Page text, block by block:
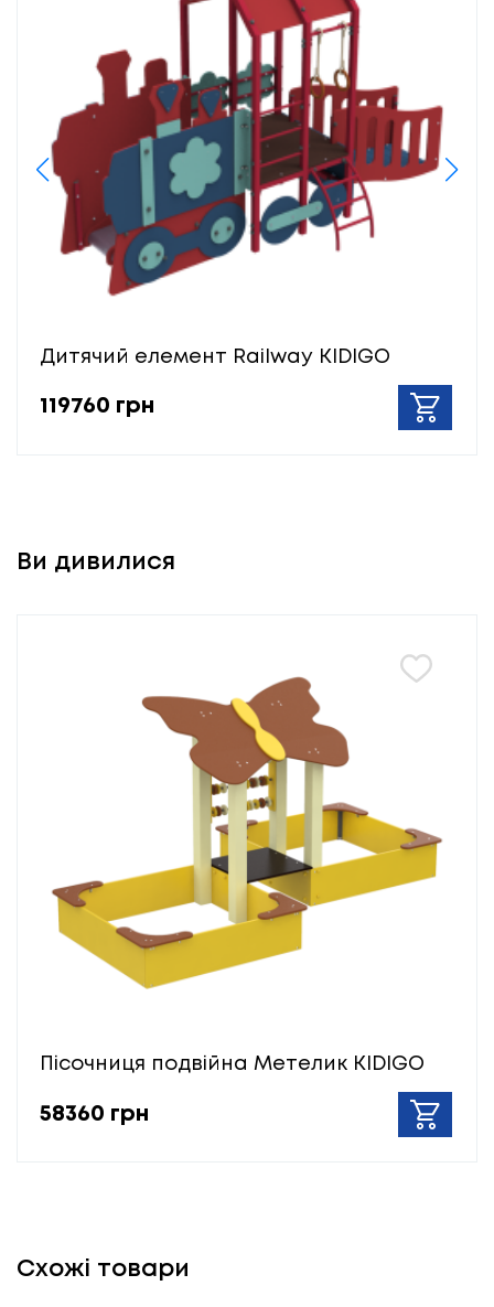
Дитячий елемент Railway KIDIGO
119760 грн
Ви дивилися
Пісочниця подвійна Метелик KIDIGO
58360 грн
Схожі товари